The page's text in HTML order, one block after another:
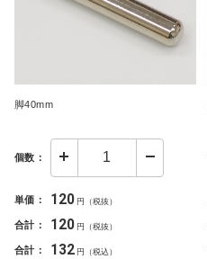
脚40mm
個数：
単価： 120 円（税抜）
合計： 120 円（税抜）
合計： 132 円（税込）